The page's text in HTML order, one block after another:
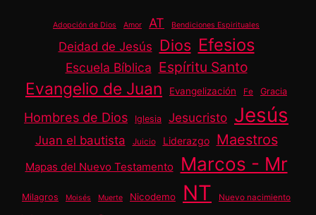
Adopción de Dios Amor AT Bendiciones Espirituales
Deidad de Jesús Dios Efesios
Escuela Bíblica Espíritu Santo
Evangelio de Juan Evangelización Fe Gracia
Hombres de Dios Iglesia Jesucristo Jesús
Juan el bautista Juicio Liderazgo Maestros
Mapas del Nuevo Testamento Marcos - Mr
Milagros Moisés Muerte Nicodemo NT Nuevo nacimiento